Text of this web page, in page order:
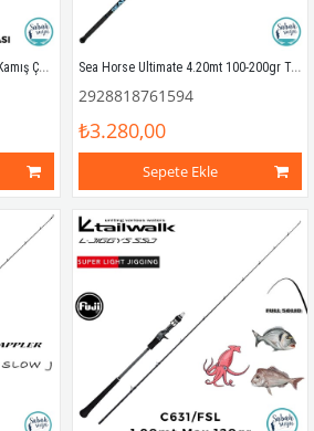
Major Craft SHC-76S Semihard Kamış Çantası 125cm Sea Horse Ultimate 4.20mt 100-200gr Teleskopik Surf Kamış
2928818761594
₺3.280,00
Sepete Ekle